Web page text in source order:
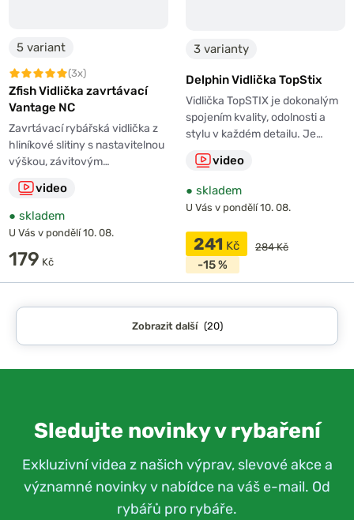
5 variant
(3x)
Zfish Vidlička zavrtávací
Vantage NC
Zavrtávací rybářská vidlička z
hliníkové slitiny s nastavitelnou
výškou, závitovým…
video
● skladem
U Vás v pondělí 10. 08.
179 Kč
3 varianty
Delphin Vidlička TopStix
Vidlička TopSTIX je dokonalým
spojením kvality, odolnosti a
stylu v každém detailu. Je…
video
● skladem
U Vás v pondělí 10. 08.
241 Kč 284 Kč
-15 %
Zobrazit další (20)
Sledujte novinky v rybaření
Exkluzivní videa z našich výprav, slevové akce a
významné novinky v nabídce na váš e-mail. Od
rybářů pro rybáře.